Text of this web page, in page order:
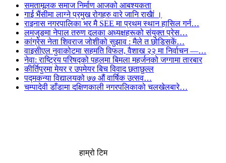
समतामूलक समाज निर्माण आजको आबश्यकता
गाई भैंसीमा लाग्ने प्रमुख रोगहरु वारे जानि राखैां ।
राइनास नगरपालिका भर मै SEE मा प्रथम स्थान हासिल गर्न…
लमजुङमा नेपाल तरुण दलका अध्यक्षहरूको संयुक्त प्रेस…
कांग्रेस नेता शिवराज जोशीको सुझाव : मैले त छोडिसकें…
वाइसीएल नुवाकोटमा सहमति विफल, वैशाख २२ मा निर्वाचन —…
नेवा: राष्ट्रिय परिषद्को पहलमा बिमला महर्जनको जग्गामा तारबार
कीर्तिपुरमा मेयर र उपमेयर बिच विवाद छताछुल्ल
पद्मकन्या विद्यालयको ७७ औं ‌‌वार्षिक ‌उत्सव…
चम्पादेवी डाँडामा दक्षिणकाली नगरपलिकाको चलखेलबारे…
हाम्रो टिम